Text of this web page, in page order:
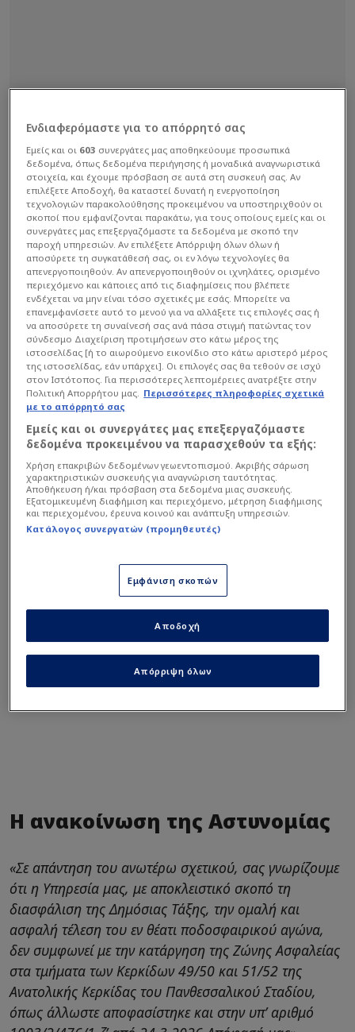
Ωστόσο, παρότι ήταν σύμφωνη και η ΕΠΟ, η
Αστυνομία ήταν εξ αρχής αρνητική και τελικά
επισημοποίησε ότι δεν έκανε δεκτό αυτό που
ζήτησαν οι ΠΑΕ των δύο φιναλίστ.
Διαβάστε επίσης...
Η επίσημη θέση του ΟΦΗ
για τον διαιτητή του
τελικού!
Αίτημα ΠΑΟΚ για τελικό με
ΟΦΗ - Ζητάει να μην
υπάρχουν "νεκρές" ζώνες
Υπενθυμίζεται, πως ΠΑΟΚ και ΟΦΗ έχουν
εξασφαλίσει από περίπου 7.800 εισιτήρια για την
εν λόγω αναμέτρηση.
Η ανακοίνωση της Αστυνομίας
«Σε απάντηση του ανωτέρω σχετικού, σας γνωρίζουμε
ότι η Υπηρεσία μας, με αποκλειστικό σκοπό τη
διασφάλιση της Δημόσιας Τάξης, την ομαλή και
ασφαλή τέλεση του εν θέατι ποδοσφαιρικού αγώνα,
δεν συμφωνεί με την κατάργηση της Ζώνης Ασφαλείας
στα τμήματα των Κερκίδων 49/50 και 51/52 της
Ανατολικής Κερκίδας του Πανθεσσαλικού Σταδίου,
όπως άλλωστε αποφασίστηκε και στην υπ’ αριθμό
Ενδιαφερόμαστε για το απόρρητό σας
Εμείς και οι 603 συνεργάτες μας αποθηκεύουμε προσωπικά
δεδομένα, όπως δεδομένα περιήγησης ή μοναδικά αναγνωριστικά
στοιχεία, και έχουμε πρόσβαση σε αυτά στη συσκευή σας. Αν
επιλέξετε Αποδοχή, θα καταστεί δυνατή η ενεργοποίηση
τεχνολογιών παρακολούθησης προκειμένου να υποστηριχθούν οι
σκοποί που εμφανίζονται παρακάτω, για τους οποίους εμείς και οι
συνεργάτες μας επεξεργαζόμαστε τα δεδομένα με σκοπό την
παροχή υπηρεσιών. Αν επιλέξετε Απόρριψη όλων όλων ή
αποσύρετε τη συγκατάθεσή σας, οι εν λόγω τεχνολογίες θα
απενεργοποιηθούν. Αν απενεργοποιηθούν οι ιχνηλάτες, ορισμένο
περιεχόμενο και κάποιες από τις διαφημίσεις που βλέπετε
ενδέχεται να μην είναι τόσο σχετικές με εσάς. Μπορείτε να
επανεμφανίσετε αυτό το μενού για να αλλάξετε τις επιλογές σας ή
να αποσύρετε τη συναίνεσή σας ανά πάσα στιγμή πατώντας τον
σύνδεσμο Διαχείριση προτιμήσεων στο κάτω μέρος της
ιστοσελίδας [ή το αιωρούμενο εικονίδιο στο κάτω αριστερό μέρος
της ιστοσελίδας, εάν υπάρχει]. Οι επιλογές σας θα τεθούν σε ισχύ
στον Ιστότοπος. Για περισσότερες λεπτομέρειες ανατρέξτε στην
Πολιτική Απορρήτου μας. Περισσότερες πληροφορίες σχετικά
με το απόρρητό σας
Εμείς και οι συνεργάτες μας επεξεργαζόμαστε
δεδομένα προκειμένου να παρασχεθούν τα εξής:
Χρήση επακριβών δεδομένων γεωεντοπισμού. Ακριβής σάρωση
χαρακτηριστικών συσκευής για αναγνώριση ταυτότητας.
Αποθήκευση ή/και πρόσβαση στα δεδομένα μιας συσκευής.
Εξατομικευμένη διαφήμιση και περιεχόμενο, μέτρηση διαφήμισης
και περιεχομένου, έρευνα κοινού και ανάπτυξη υπηρεσιών.
Κατάλογος συνεργατών (προμηθευτές)
Εμφάνιση σκοπών
Απόρριψη όλων
Αποδοχή